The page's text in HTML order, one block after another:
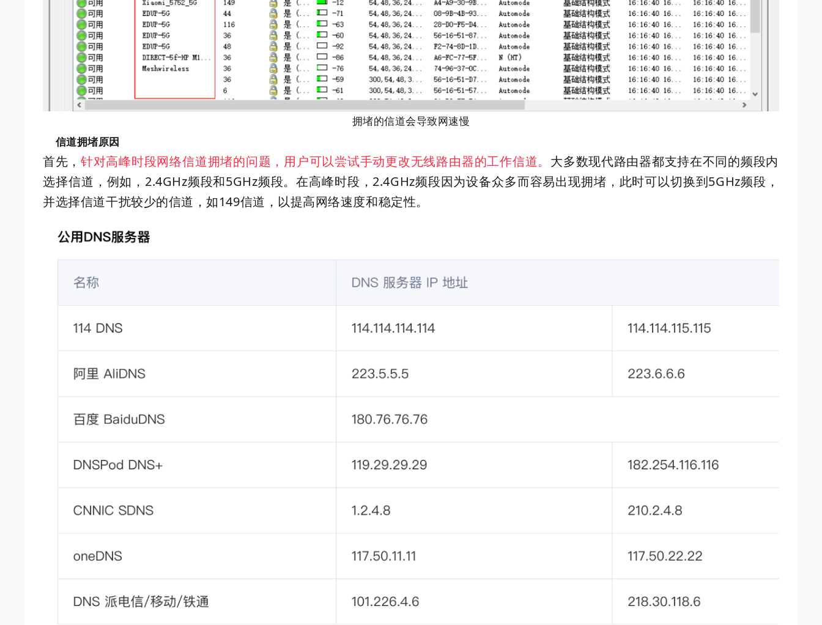
拥堵的信道会导致网速慢
信道拥堵原因
首先， 针对高峰时段网络信道拥堵的问题，用户可以尝试手动更改无线路由器的工作信道。 大多数现代路由器都支持在不同的频段内
选择信道，例如，2.4GHz频段和5GHz频段。在高峰时段，2.4GHz频段因为设备众多而容易出现拥堵，此时可以切换到5GHz频段，
并选择信道干扰较少的信道，如149信道，以提高网络速度和稳定性。